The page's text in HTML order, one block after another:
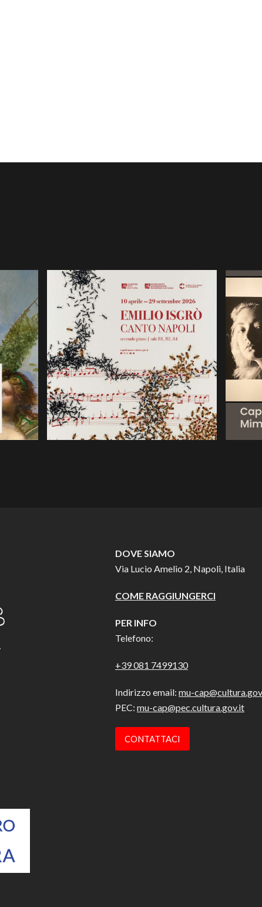
DOVE SIAMO
Via Lucio Amelio 2, Napoli, Italia
COME RAGGIUNGERCI
PER INFO
Telefono:
+39 081 7499130
Indirizzo email: mu-
PEC: mu-cap@pec.cultura.gov.it
CONTATTACI